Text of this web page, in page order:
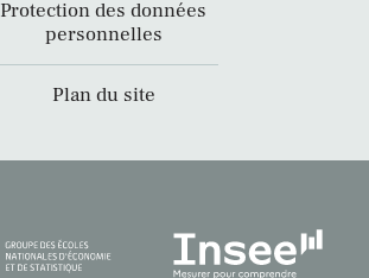
Protection des données
personnelles
Plan du site